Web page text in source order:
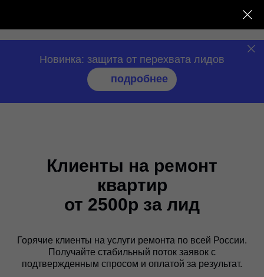
Новинка: защита от перехвата лидов
подробнее
Клиенты на ремонт
квартир
от 2500р за лид
Горячие клиенты на услуги ремонта по всей России.
Получайте стабильный поток заявок с
подтвержденным спросом и оплатой за результат.